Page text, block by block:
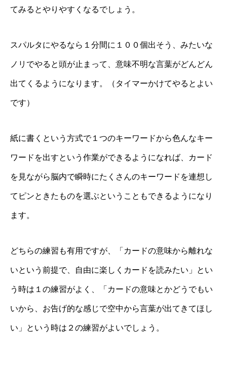
てみるとやりやすくなるでしょう。
スパルタにやるなら１分間に１００個出そう、みたいな
ノリでやると頭が止まって、意味不明な言葉がどんどん
出てくるようになります。（タイマーかけてやるとよい
です）
紙に書くという方式で１つのキーワードから色んなキー
ワードを出すという作業ができるようになれば、カード
を見ながら脳内で瞬時にたくさんのキーワードを連想し
てピンときたものを選ぶということもできるようになり
ます。
どちらの練習も有用ですが、「カードの意味から離れな
いという前提で、自由に楽しくカードを読みたい」とい
う時は１の練習がよく、「カードの意味とかどうでもい
いから、お告げ的な感じで空中から言葉が出てきてほし
い」という時は２の練習がよいでしょう。